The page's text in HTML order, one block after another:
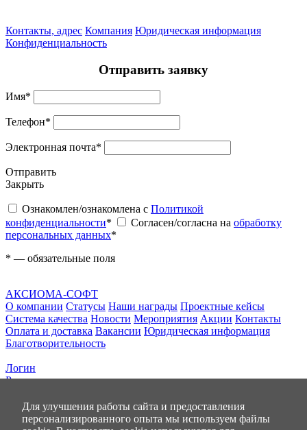
Контакты, адрес Компания Юридическая информация
Конфиденциальность
Для улучшения работы сайта и предоставления
персонализированного опыта мы используем файлы
Отправить заявку
Имя*
Телефон*
Электронная почта*
Отправить
Закрыть
Ознакомлен/ознакомлена с Политикой
конфиденциальности* Согласен/согласна на обработку
персональных данных*
* — обязательные поля
АКСИОМА-СОФТ
О компании Статусы Наши награды Проектные кейсы
Система качества Новости Мероприятия Акции Контакты
Оплата и доставка Вакансии Юридическая информация
Благотворительность
Логин
Регистрация
позиций
на сумму0.00 руб